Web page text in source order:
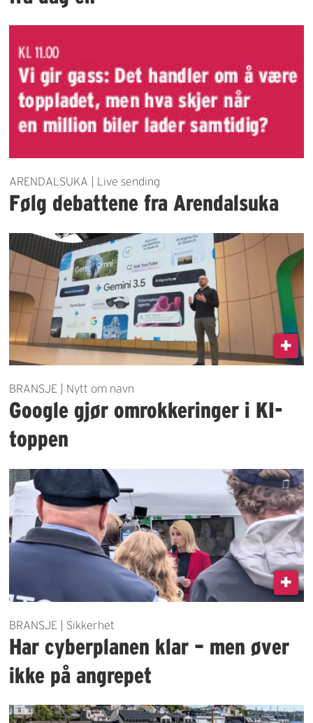
ARENDALSUKA | Live sending
Følg debattene fra Arendalsuka
BRANSJE | Nytt om navn
Google gjør omrokkeringer i KI-
toppen
BRANSJE | Sikkerhet
Har cyberplanen klar – men øver
ikke på angrepet